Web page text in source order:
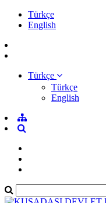
Türkçe
English
Türkçe
Türkçe
English